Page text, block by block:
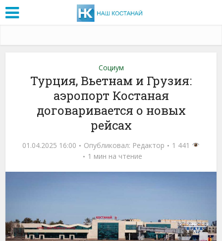
Социум
Турция, Вьетнам и Грузия:
аэропорт Костаная
договаривается о новых
рейсах
01.04.2025 16:00 Опубликовал: Редактор
1 441
1 мин на чтение